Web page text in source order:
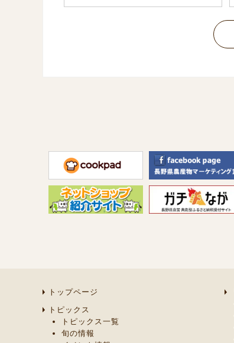
トップページ
トピックス
トピックス一覧
旬の情報